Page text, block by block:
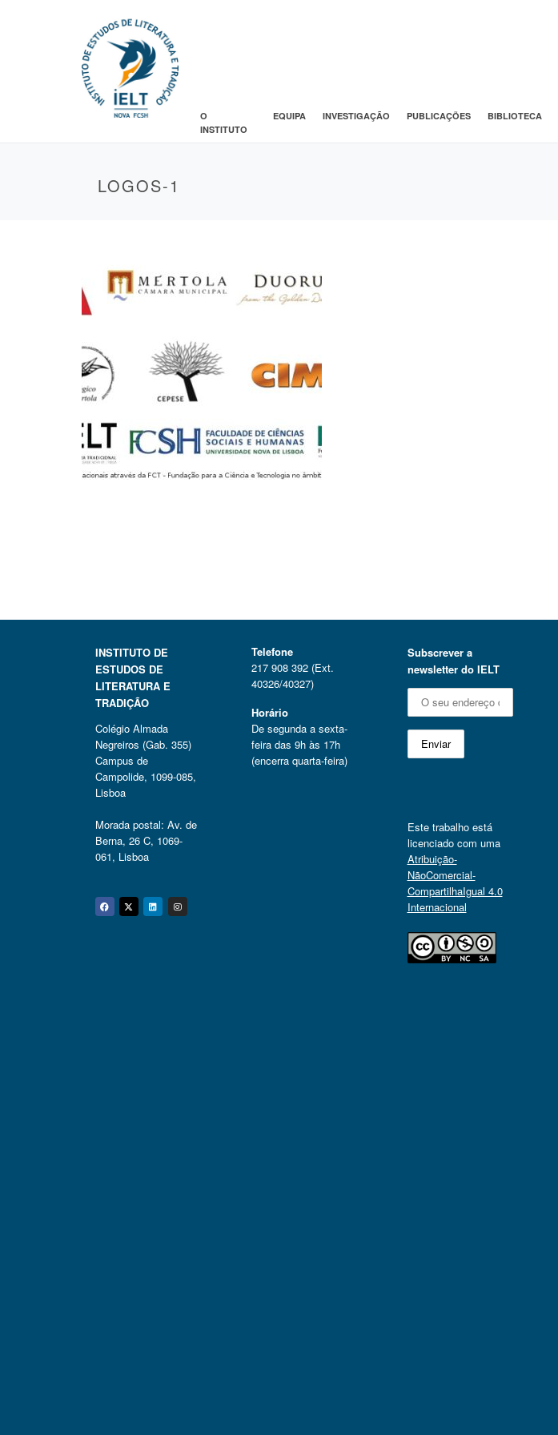
O
INSTITUTO
EQUIPA INVESTIGAÇÃO PUBLICAÇÕES BIBLIOTECA
LOGOS-1
INSTITUTO DE
ESTUDOS DE
LITERATURA E
TRADIÇÃO
Colégio Almada
Negreiros (Gab. 355)
Campus de
Campolide, 1099-085,
Lisboa
Morada postal: Av. de
Berna, 26 C, 1069-
061, Lisboa
Facebook
Twitter
Linkedin
Instagram
Telefone
217 908 392 (Ext.
40326/40327)
Horário
De segunda a sexta-
feira das 9h às 17h
(encerra quarta-feira)
Subscrever a
newsletter do IELT
Este trabalho está
licenciado com uma
Atribuição-
NãoComercial-
CompartilhaIgual 4.0
Internacional